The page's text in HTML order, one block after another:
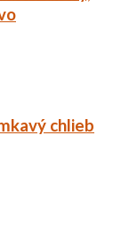
chlieb